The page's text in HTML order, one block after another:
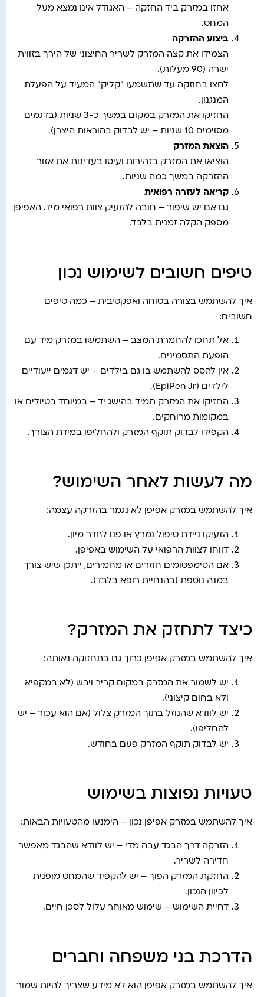
אחזו במזרק ביד החזקה – האגודל אינו נמצא מעל
המחט.
ביצוע ההזרקה
הצמידו את קצה המזרק לשריר החיצוני של הירך בזווית
ישרה (90 מעלות).
לחצו בחוזקה עד שתשמעו "קליק" המעיד על הפעלת
המנגנון.
החזיקו את המזרק במקום במשך כ-3 שניות (בדגמים
מסוימים 10 שניות – יש לבדוק בהוראות היצרן).
הוצאת המזרק
הוציאו את המזרק בזהירות ועיסו בעדינות את אזור
ההזרקה במשך כמה שניות.
קריאה לעזרה רפואית
גם אם יש שיפור – חובה להזעיק צוות רפואי מיד. האפיפן
מספק הקלה זמנית בלבד.
טיפים חשובים לשימוש נכון
איך להשתמש בצורה בטוחה ואפקטיבית – כמה טיפים
חשובים:
אל תחכו להחמרת המצב – השתמשו במזרק מיד עם
הופעת התסמינים.
אין להסס להשתמש בו גם בילדים – יש דגמים ייעודיים
לילדים (EpiPen Jr).
החזיקו את המזרק תמיד בהישג יד – במיוחד בטיולים או
במקומות מרוחקים.
הקפידו לבדוק תוקף המזרק ולהחליפו במידת הצורך.
מה לעשות לאחר השימוש?
איך להשתמש במזרק אפיפן לא נגמר בהזרקה עצמה:
הזעיקו ניידת טיפול נמרץ או פנו לחדר מיון.
דווחו לצוות הרפואי על השימוש באפיפן.
אם הסימפטומים חוזרים או מחמירים, ייתכן שיש צורך
במנה נוספת (בהנחיית רופא בלבד).
כיצד לתחזק את המזרק?
איך להשתמש במזרק אפיפן כרוך גם בתחזוקה נאותה:
יש לשמור את המזרק במקום קריר ויבש (לא במקפיא
ולא בחום קיצוני).
יש לוודא שהנוזל בתוך המזרק צלול (אם הוא עכור – יש
להחליפו).
יש לבדוק תוקף המזרק פעם בחודש.
טעויות נפוצות בשימוש
איך להשתמש במזרק אפיפן נכון – הימנעו מהטעויות הבאות:
הזרקה דרך הבגד עבה מדי – יש לוודא שהבגד מאפשר
חדירה לשריר.
החזקת המזרק הפוך – יש להקפיד שהמחט מופנית
לכיוון הנכון.
דחיית השימוש – שימוש מאוחר עלול לסכן חיים.
הדרכת בני משפחה וחברים
איך להשתמש במזרק אפיפן הוא לא מידע שצריך להיות שמור